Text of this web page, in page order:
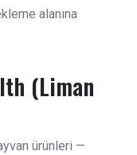
alanına
(Liman
ürünleri —